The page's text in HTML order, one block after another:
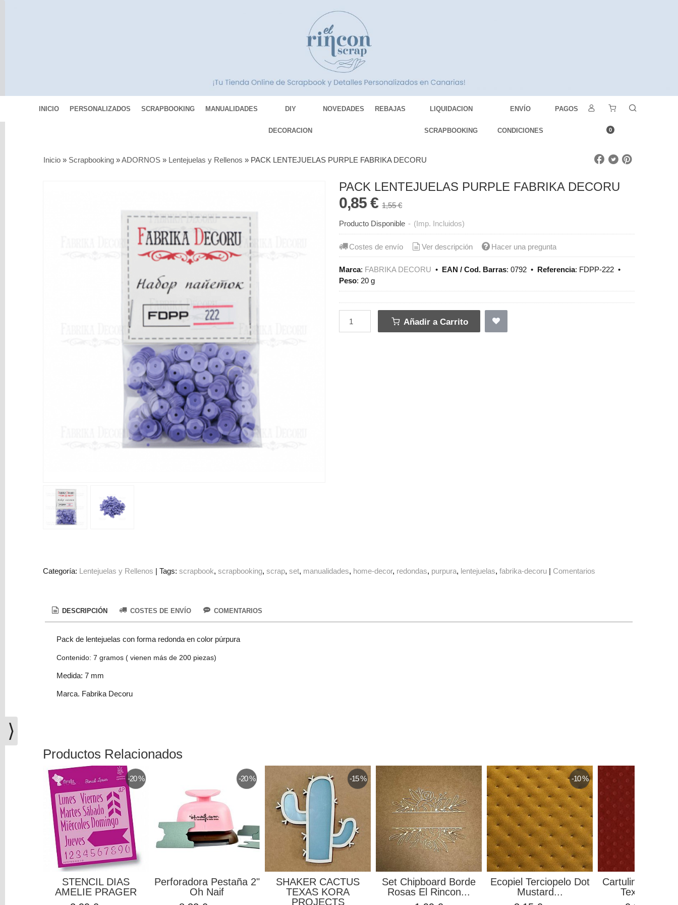
INICIO PERSONALIZADOS SCRAPBOOKING MANUALIDADES DIY
DECORACION
NOVEDADES REBAJAS LIQUIDACION
SCRAPBOOKING
ENVÍO
CONDICIONES
PAGOS
0
Regalo
Figuras
Carrito
está
Redes
Sociales
Instagram
Facebook
Youtube
Inicio » Scrapbooking »ADORNOS» Lentejuelas y Rellenos » PACK LENTEJUELAS PURPLE FABRIKA DECORU
PACK LENTEJUELAS PURPLE FABRIKA DECORU
0,85 €1,55 €
Producto Disponible - (Imp. Incluidos)
Costes de envío Ver descripción Hacer una pregunta
Marca: FABRIKA DECORU • EAN / Cod. Barras:0792 • Referencia: FDPP-222 •
Peso: 20 g
Añadir a Carrito
Categoría: Lentejuelas y Rellenos |Tags:scrapbook scrapbooking scrap set manualidades home-decor redondas purpura lentejuelas fabrika-decoru | Comentarios
DESCRIPCIÓN COSTES DE ENVÍO COMENTARIOS
Pack de lentejuelas con forma redonda en color púrpura
Contenido: 7 gramos ( vienen más de 200 piezas)
Medida: 7 mm
Marca. Fabrika Decoru
Productos Relacionados
-20 %
STENCIL DIAS
AMELIE PRAGER
-20 %
Perforadora Pestaña 2"
Oh Naif
-15 %
SHAKER CACTUS
TEXAS KORA
PROJECTS
Set Chipboard Borde
Rosas El Rincon...
-10 %
Ecopiel Terciopelo Dot
Mustard...
Cartulina o
⟩